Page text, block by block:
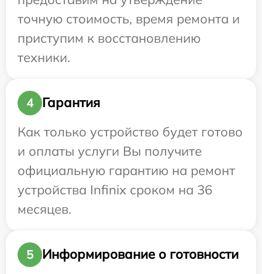
точную стоимость, время ремонта и
приступим к восстановлению
техники.
4
Гарантия
Как только устройство будет готово
и оплаты услуги Вы получите
официальную гарантию на ремонт
устройства Infinix сроком на 36
месяцев.
5
Информирование о готовности